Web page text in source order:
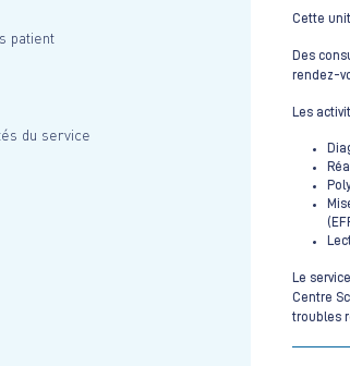
patient
du service
Cette
Des
rendez-
Les
Le
Centre
troubles